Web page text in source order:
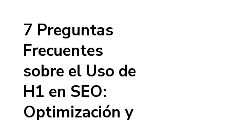
7 Preguntas
Frecuentes
sobre el Uso de
H1 en SEO:
Optimización y